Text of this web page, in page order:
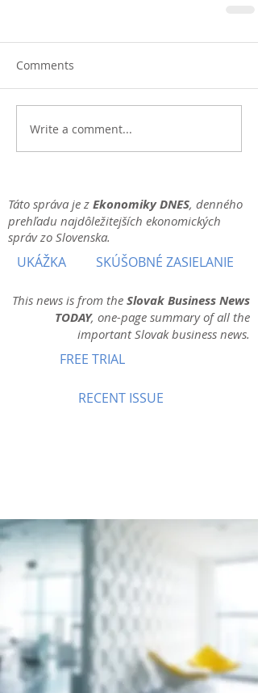
Comments
Write a comment...
Táto správa je z Ekonomiky DNES, denného
prehľadu najdôležitejších ekonomických
správ zo Slovenska.
UKÁŽKA SKÚŠOBNÉ ZASIELANIE
This news is from the Slovak Business News
TODAY, one-page summary of all the
important Slovak business news.
FREE TRIAL
RECENT ISSUE